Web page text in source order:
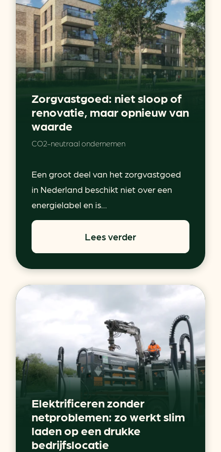
Zorgvastgoed: niet sloop of
renovatie, maar opnieuw van
waarde
CO2-neutraal ondernemen
Een groot deel van het zorgvastgoed
in Nederland beschikt niet over een
energielabel en is...
Lees verder
Elektrificeren zonder
netproblemen: zo werkt slim
laden op een drukke
bedrijfslocatie